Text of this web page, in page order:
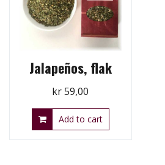
Jalapeños, flak
kr59,00
Add to cart